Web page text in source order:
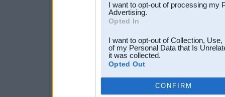
I want to opt-out of processing my
Advertising.
Opted In
I want to opt-out of Collection,
of my Personal Data that Is
it was collected.
Opted Out
CONFIRM